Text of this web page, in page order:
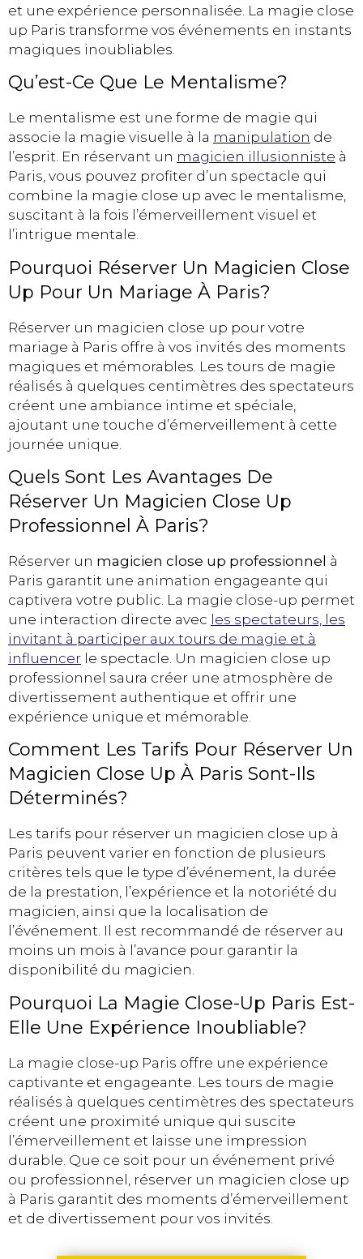
et une expérience personnalisée. La magie close
up Paris transforme vos événements en instants
magiques inoubliables.
Qu’est-Ce Que Le Mentalisme?
Le mentalisme est une forme de magie qui
associe la magie visuelle à la manipulation de
l’esprit. En réservant un magicien illusionniste à
Paris, vous pouvez profiter d’un spectacle qui
combine la magie close up avec le mentalisme,
suscitant à la fois l’émerveillement visuel et
l’intrigue mentale.
Pourquoi Réserver Un Magicien Close
Up Pour Un Mariage À Paris?
Réserver un magicien close up pour votre
mariage à Paris offre à vos invités des moments
magiques et mémorables. Les tours de magie
réalisés à quelques centimètres des spectateurs
créent une ambiance intime et spéciale,
ajoutant une touche d’émerveillement à cette
journée unique.
Quels Sont Les Avantages De
Réserver Un Magicien Close Up
Professionnel À Paris?
Réserver un magicien close up professionnel à
Paris garantit une animation engageante qui
captivera votre public. La magie close-up permet
une interaction directe avec les spectateurs, les
invitant à participer aux tours de magie et à
influencer le spectacle. Un magicien close up
professionnel saura créer une atmosphère de
divertissement authentique et offrir une
expérience unique et mémorable.
Comment Les Tarifs Pour Réserver Un
Magicien Close Up À Paris Sont-Ils
Déterminés?
Les tarifs pour réserver un magicien close up à
Paris peuvent varier en fonction de plusieurs
critères tels que le type d’événement, la durée
de la prestation, l’expérience et la notoriété du
magicien, ainsi que la localisation de
l’événement. Il est recommandé de réserver au
moins un mois à l’avance pour garantir la
disponibilité du magicien.
Pourquoi La Magie Close-Up Paris Est-
Elle Une Expérience Inoubliable?
La magie close-up Paris offre une expérience
captivante et engageante. Les tours de magie
réalisés à quelques centimètres des spectateurs
créent une proximité unique qui suscite
l’émerveillement et laisse une impression
durable. Que ce soit pour un événement privé
ou professionnel, réserver un magicien close up
à Paris garantit des moments d’émerveillement
et de divertissement pour vos invités.